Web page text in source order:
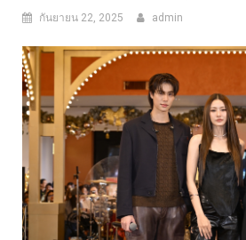
กันยายน 22, 2025 admin